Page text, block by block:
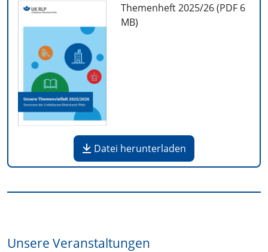
Themenheft 2025/26 (PDF6
MB)
Datei herunterladen
Unsere Veranstaltungen